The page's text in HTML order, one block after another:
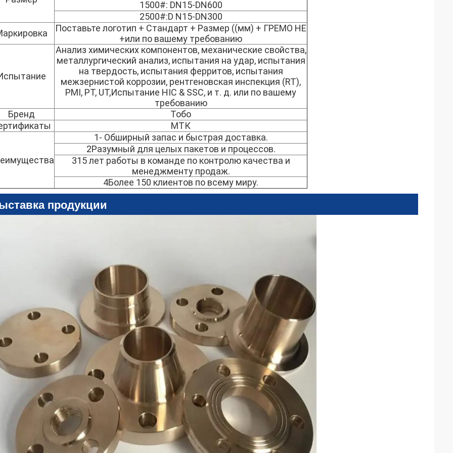
1500#: DN15-DN600
2500#:D N15-DN300
Поставьте логотип + Стандарт + Размер ((мм) + ГРЕМО НЕ
+или по вашему требованию
Анализ химических компонентов, механические свойства,
металлургический анализ, испытания на удар, испытания
на твердость, испытания ферритов, испытания
межзернистой коррозии, рентгеновская инспекция (RT),
PMI, PT, UT,Испытание HIC & SSC, и т. д. или по вашему
требованию
Бренд
Тобо
МТК
1- Обширный запас и быстрая доставка.
2Разумный для целых пакетов и процессов.
315 лет работы в команде по контролю качества и
менеджменту продаж.
4Более 150 клиентов по всему миру.
продукции